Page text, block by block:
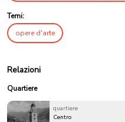
Temi:
opere d'arte
Relazioni
Quartiere
quartiere
Centro